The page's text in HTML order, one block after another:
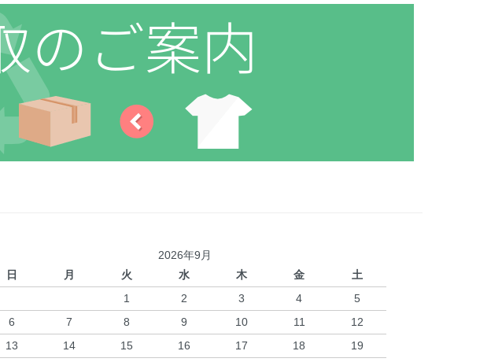
2026年9月
日
月 火 水 木 金
土
1
2 3 4
5
6
7 8 9 10 11
12
13
14 15 16 17 18
19